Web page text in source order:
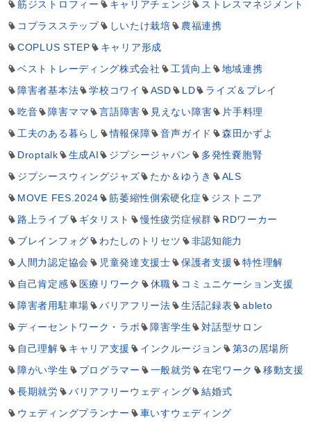
筋ジストロフィー
キャリアチェンジ
ストレスマネジメント
コプラスステップ
しいたけ栽培
農福連携
COPLUS STEP
キャリア形成
ベストトレーディング株式会社
工賃向上
地域連携
障害者基本法
学校コワイ ASD LD
ライズ＆プレイ
吃音
障害ママ 言語障害 見えない障害
片手料理
工夫のある暮らし
情報保障 音声ガイド
森田かずよ
Droptalk
生成AI ジプシージャパン
多発性嚢胞腎
ジプシースウィングジャズ
たか＆ゆうき
ALS
MOVE FES.2024
筋萎縮性側索硬化症
ジストニア
路上ライブ
ギタリスト 慢性疲労症候群
RDワーカー
ブレインフォグ
わたしのトリセツ
非認知能力
人間力認定協会
児童発達支援士 保護者支援
特性理解
自己肯定感
医療リワーク 休職
コミュニケーション支援
障害者用駐車場
バリアフリー法 生活記録表
ableto
ディーセントワーク・ラボ
障害学生
対話型サロン
自己理解
キャリア支援 インクルージョン
第3の居場所
障がい学生
プログラマー 一般就労 在宅ワーク
移動支援
長期就労
バリアフリーウェディング
結婚式
ウェディングプランナー
車いすウェディング